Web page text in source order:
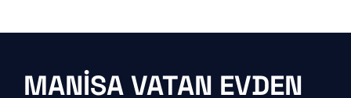
MANISA VATAN EVDEN